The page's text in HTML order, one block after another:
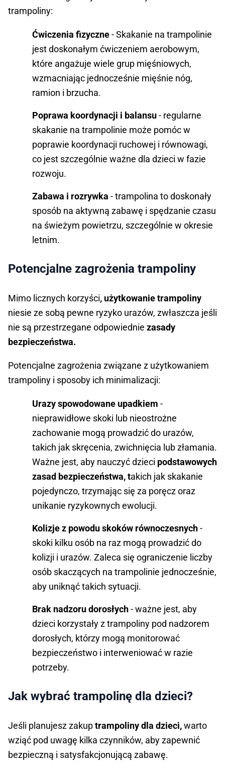
trampoliny:
Ćwiczenia fizyczne- Skakanie na trampolinie
jest doskonałym ćwiczeniem aerobowym,
które angażuje wiele grup mięśniowych,
wzmacniając jednocześnie mięśnie nóg,
ramion i brzucha.
Poprawa koordynacji i balansu- regularne
skakanie na trampolinie może pomóc w
poprawie koordynacji ruchowej i równowagi,
co jest szczególnie ważne dla dzieci w fazie
rozwoju.
Zabawa i rozrywka - trampolina to doskonały
sposób na aktywną zabawę i spędzanie czasu
na świeżym powietrzu, szczególnie w okresie
letnim.
Potencjalne zagrożenia trampoliny
Mimo licznych korzyści, użytkowanie trampoliny
niesie ze sobą pewne ryzyko urazów, zwłaszcza jeśli
nie są przestrzegane odpowiednie zasady
bezpieczeństwa.
Potencjalne zagrożenia związane z użytkowaniem
trampoliny i sposoby ich minimalizacji:
Urazy spowodowane upadkiem -
nieprawidłowe skoki lub nieostrożne
zachowanie mogą prowadzić do urazów,
takich jak skręcenia, zwichnięcia lub złamania.
Ważne jest, aby nauczyć dzieci podstawowych
zasad bezpieczeństwa, takich jak skakanie
pojedynczo, trzymając się za poręcz oraz
unikanie ryzykownych ewolucji.
Kolizje z powodu skoków równoczesnych-
skoki kilku osób na raz mogą prowadzić do
kolizji i urazów. Zaleca się ograniczenie liczby
osób skaczących na trampolinie jednocześnie,
aby uniknąć takich sytuacji.
Brak nadzoru dorosłych- ważne jest, aby
dzieci korzystały z trampoliny pod nadzorem
dorosłych, którzy mogą monitorować
bezpieczeństwo i interweniować w razie
potrzeby.
Jak wybrać trampolinę dla dzieci?
Jeśli planujesz zakuptrampoliny dla dzieci,warto
wziąć pod uwagę kilka czynników, aby zapewnić
bezpieczną i satysfakcjonującą zabawę.